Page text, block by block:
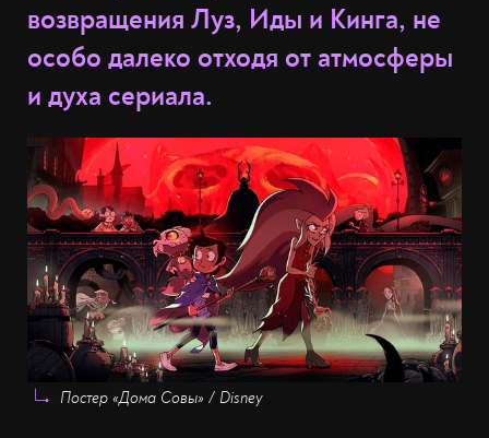
возвращения Луз, Иды и Кинга, не
особо далеко отходя от атмосферы
и духа сериала.
Постер «Дома Совы» / Disney